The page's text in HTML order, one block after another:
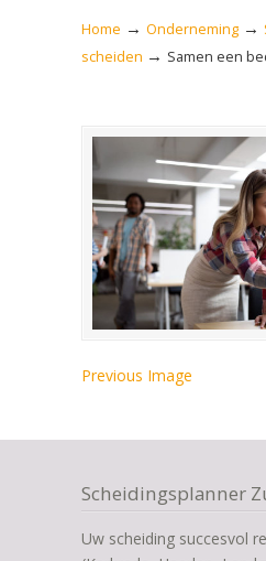
Home → Onderneming →
scheiden → Samen een
Previous Image
Scheidingsplanner
Uw scheiding succesvol